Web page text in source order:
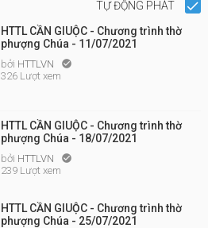
TỰ ĐỘNG PHÁT
HTTL CẦN GIUỘC - Chương trình thờ
phượng Chúa - 11/07/2021
bởi HTTLVN 
326 Lượt xem
HTTL CẦN GIUỘC - Chương trình thờ
phượng Chúa - 18/07/2021
bởi HTTLVN 
239 Lượt xem
HTTL CẦN GIUỘC - Chương trình thờ
phượng Chúa - 25/07/2021